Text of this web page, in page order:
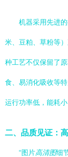
机器采用先进
米、豆粕、草粉等
种工艺不仅保留了
食、易消化吸收等
运行功率低，能耗
二、品质见证：
“图片高清图细